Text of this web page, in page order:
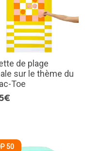
de plage
sur le thème du
Toe
50